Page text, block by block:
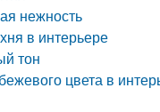
нежность
в интерьере
тон
цвета в